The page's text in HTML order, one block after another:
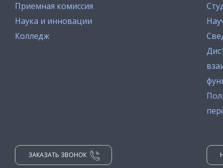
Приемная комиссия
Наука и инновации
Колледж
ЗАКАЗАТЬ ЗВОНОК